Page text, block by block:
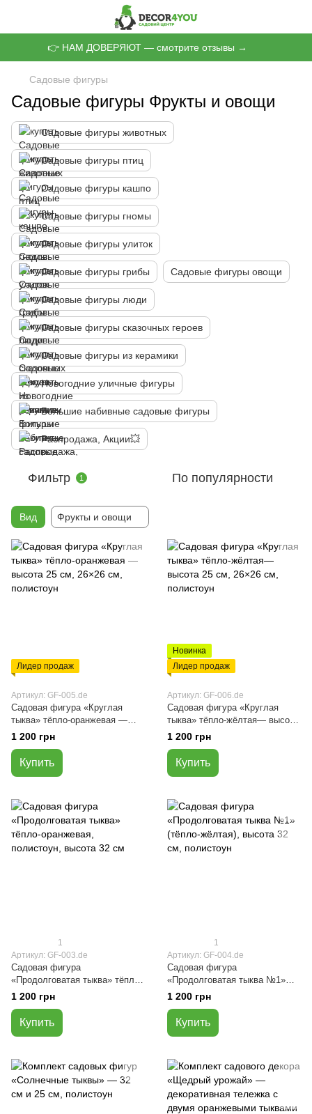
👉 НАМ ДОВЕРЯЮТ — смотрите отзывы →
Садовые фигуры
Садовые фигуры Фрукты и овощи
Садовые фигуры животных
Садовые фигуры птиц
Садовые фигуры кашпо
Садовые фигуры гномы
Садовые фигуры улиток
Садовые фигуры грибы Садовые фигуры овощи
Садовые фигуры люди
Садовые фигуры сказочных героев
Садовые фигуры из керамики
Новогодние уличные фигуры
Большие набивные садовые фигуры
Распродажа, Акции💥
Фильтр 1 По популярности
Вид Фрукты и овощи
Лидер продаж
Артикул: GF-005.de
Садовая фигура «Круглая
тыква» тёпло-оранжевая —
высота 25 см, 26×26 см,
полистоун
1 200 грн
Купить
Новинка
Лидер продаж
Артикул: GF-006.de
Садовая фигура «Круглая
тыква» тёпло-жёлтая— высота
25 см, 26×26 см, полистоун
1 200 грн
Купить
1
Артикул: GF-003.de
Садовая фигура
«Продолговатая тыква» тёпло-
оранжевая, полистоун, высота
1 200 грн
Купить
1
Артикул: GF-004.de
Садовая фигура
«Продолговатая тыква №1»
(тёпло-жёлтая), высота 32 см,
полистоун
1 200 грн
Купить